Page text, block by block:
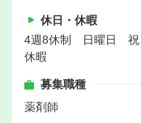
休日・休暇
4週8休制 日曜日
休暇
募集職種
薬剤師